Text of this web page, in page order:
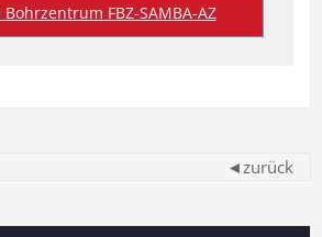
FBZ-SAMBA-AZ
◄zurück